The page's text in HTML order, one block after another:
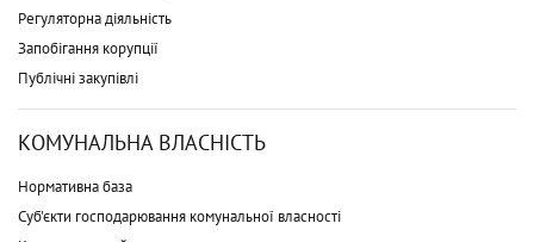
Регуляторна діяльність
Запобігання корупції
Публічні закупівлі
КОМУНАЛЬНА ВЛАСНІСТЬ
Нормативна база
Суб'єкти господарювання комунальної власності